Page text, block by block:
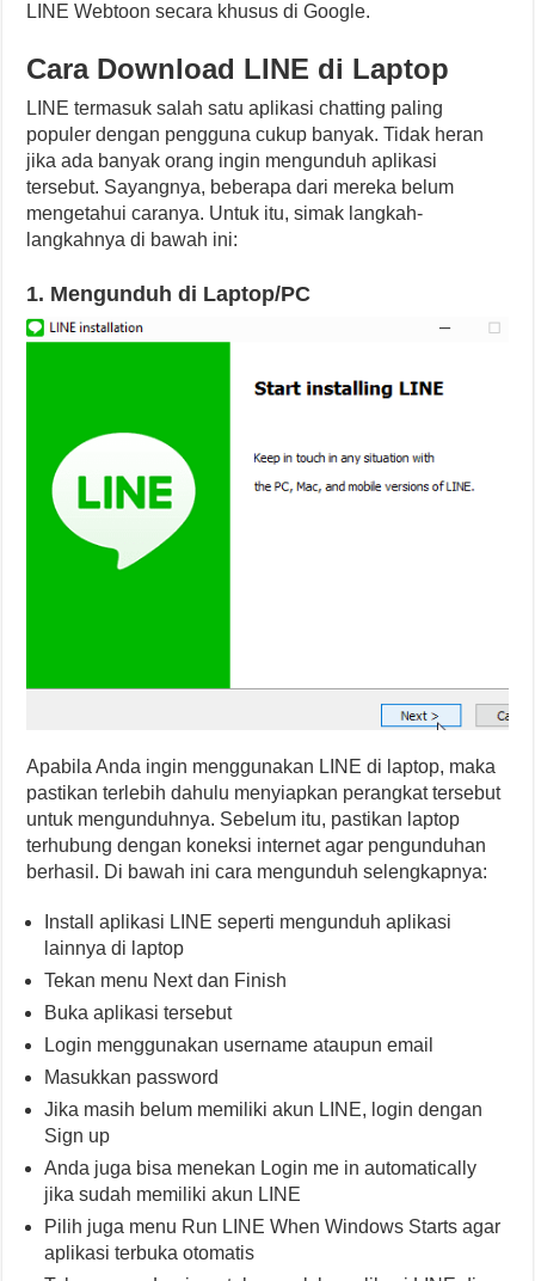
LINE Webtoon secara khusus di Google.
Cara Download LINE di Laptop
LINE termasuk salah satu aplikasi chatting paling
populer dengan pengguna cukup banyak. Tidak heran
jika ada banyak orang ingin mengunduh aplikasi
tersebut. Sayangnya, beberapa dari mereka belum
mengetahui caranya. Untuk itu, simak langkah-
langkahnya di bawah ini:
1. Mengunduh di Laptop/PC
Apabila Anda ingin menggunakan LINE di laptop, maka
pastikan terlebih dahulu menyiapkan perangkat tersebut
untuk mengunduhnya. Sebelum itu, pastikan laptop
terhubung dengan koneksi internet agar pengunduhan
berhasil. Di bawah ini cara mengunduh selengkapnya:
Install aplikasi LINE seperti mengunduh aplikasi
lainnya di laptop
Tekan menu Next dan Finish
Buka aplikasi tersebut
Login menggunakan username ataupun email
Masukkan password
Jika masih belum memiliki akun LINE, login dengan
Sign up
Anda juga bisa menekan Login me in automatically
jika sudah memiliki akun LINE
Pilih juga menu Run LINE When Windows Starts agar
aplikasi terbuka otomatis